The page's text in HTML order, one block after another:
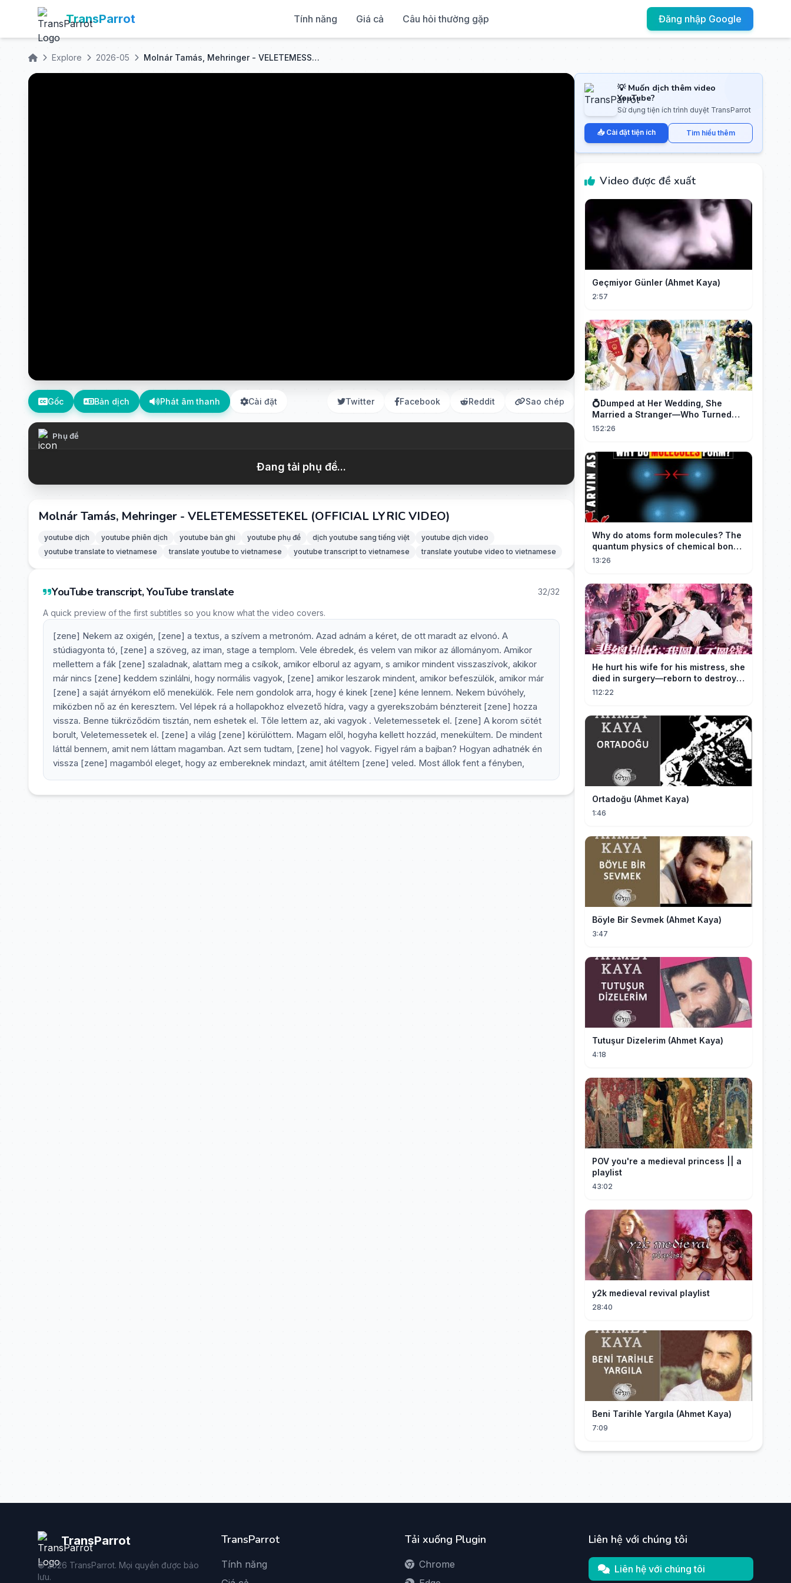
TransParrot Tính năng Giá cả Câu hỏi thường gặp Đăng nhập Google
Explore 2026-05 Molnár Tamás, Mehringer - VELETEMESSETEKEL (OFFICIAL LYRIC VIDEO)
Gốc Bản dịch Phát âm thanh Cài đặt Twitter Facebook Reddit Sao chép
Phụ đề
Đang tải phụ đề...
Molnár Tamás, Mehringer - VELETEMESSETEKEL (OFFICIAL LYRIC VIDEO)
youtube dịch youtube phiên dịch youtube bản ghi youtube phụ đề dịch youtube sang tiếng việt
youtube dịch video
youtube translate to vietnamese
translate youtube to vietnamese youtube transcript to vietnamese translate youtube video to vietnamese
YouTube transcript, YouTube translate 32/32
A quick preview of the first subtitles so you know what the video covers.
[zene] Nekem az oxigén, [zene] a textus, a szívem a metronóm. Azad adnám a kéret, de ott maradt az elvonó. A
stúdiagyonta tó, [zene] a szöveg, az iman, stage a templom. Vele ébredek, és velem van mikor az állományom. Amikor
mellettem a fák [zene] szaladnak, alattam meg a csíkok, amikor elborul az agyam, s amikor mindent visszaszívok, akikor
már nincs [zene] keddem szinlálni, hogy normális vagyok, [zene] amikor leszarok mindent, amikor befeszülök, amikor már
[zene] a saját árnyékom elő menekülök. Fele nem gondolok arra, hogy é kinek [zene] kéne lennem. Nekem búvóhely,
miközben nő az én keresztem. Vel lépek rá a hollapokhoz elvezető hídra, vagy a gyerekszobám bénztereit [zene] hozza
vissza. Benne tükröződöm tisztán, nem eshetek el. Tőle lettem az, aki vagyok . Veletemessetek el. [zene] A korom sötét
borult, Veletemessetek el. [zene] a világ [zene] körülöttem. Magam elől, hogyha kellett hozzád, menekültem. De mindent
láttál bennem, amit nem láttam magamban. Azt sem tudtam, [zene] hol vagyok. Figyel rám a bajban? Hogyan adhatnék én
vissza [zene] magamból eleget, hogy az embereknek mindazt, amit átéltem [zene] veled. Most állok fent a fényben,
💡 Muốn dịch thêm video
YouTube?
Sử dụng tiện ích trình duyệt TransParrot
📥 Cài đặt tiện ích Tìm hiểu thêm
Video được đề xuất
Geçmiyor Günler (Ahmet Kaya)
2:57
💍Dumped at Her Wedding, She
Married a Stranger—Who Turned
Out to Be a Billionaire CEO💖#drama
152:26
Why do atoms form molecules? The
quantum physics of chemical bonds
explained
13:26
He hurt his wife for his mistress, she
died in surgery—reborn to destroy
him!
112:22
Ortadoğu (Ahmet Kaya)
1:46
Böyle Bir Sevmek (Ahmet Kaya)
3:47
Tutuşur Dizelerim (Ahmet Kaya)
4:18
POV you're a medieval princess || a
playlist
43:02
y2k medieval revival playlist
28:40
Beni Tarihle Yargıla (Ahmet Kaya)
7:09
TransParrot
©2026 TransParrot. Mọi quyền được bảo
lưu.
TransParrot
Tính năng
Tải xuống Plugin
Chrome
Liên hệ với chúng tôi
Liên hệ với chúng tôi